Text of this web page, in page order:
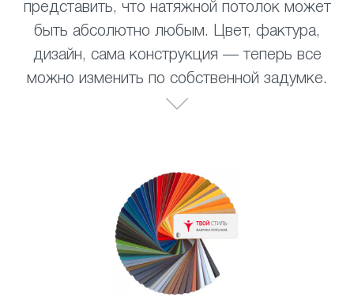
представить, что натяжной потолок может
быть абсолютно любым. Цвет, фактура,
дизайн, сама конструкция — теперь все
можно изменить по собственной задумке.